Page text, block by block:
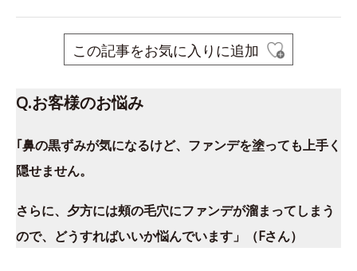
この記事をお気に入りに追加
Q.お客様のお悩み
｢鼻の黒ずみが気になるけど、ファンデを塗っても上手く
隠せません。
さらに、夕方には頰の毛穴にファンデが溜まってしまう
ので、どうすればいいか悩んでいます」（Fさん）